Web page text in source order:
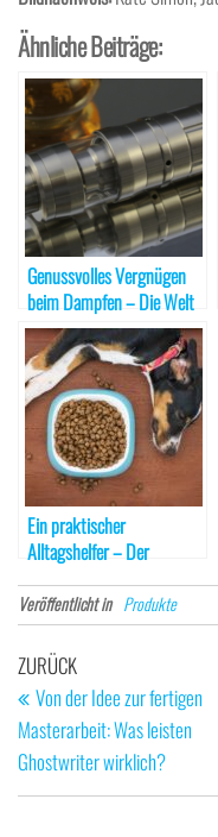
Ähnliche Beiträge:
Genussvolles Vergnügen
beim Dampfen – Die Welt
der Shisha
Ein praktischer
Alltagshelfer – Der
Futterautomat für Ihr
Haustier
Veröffentlicht in Produkte
Beitragsnavigation
Vorheriger
Beitrag
ZURÜCK
Von der Idee zur fertigen
Masterarbeit: Was leisten
Ghostwriter wirklich?